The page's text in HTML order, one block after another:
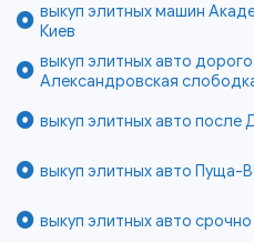
выкуп элитных машин
Киев
выкуп элитных авто дорого
Александровская
выкуп элитных авто после
выкуп элитных авто Пуща-
выкуп элитных авто